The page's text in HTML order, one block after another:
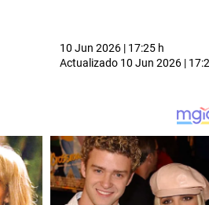
10 Jun 2026 | 17:25 h
Actualizado 10 Jun 2026 |